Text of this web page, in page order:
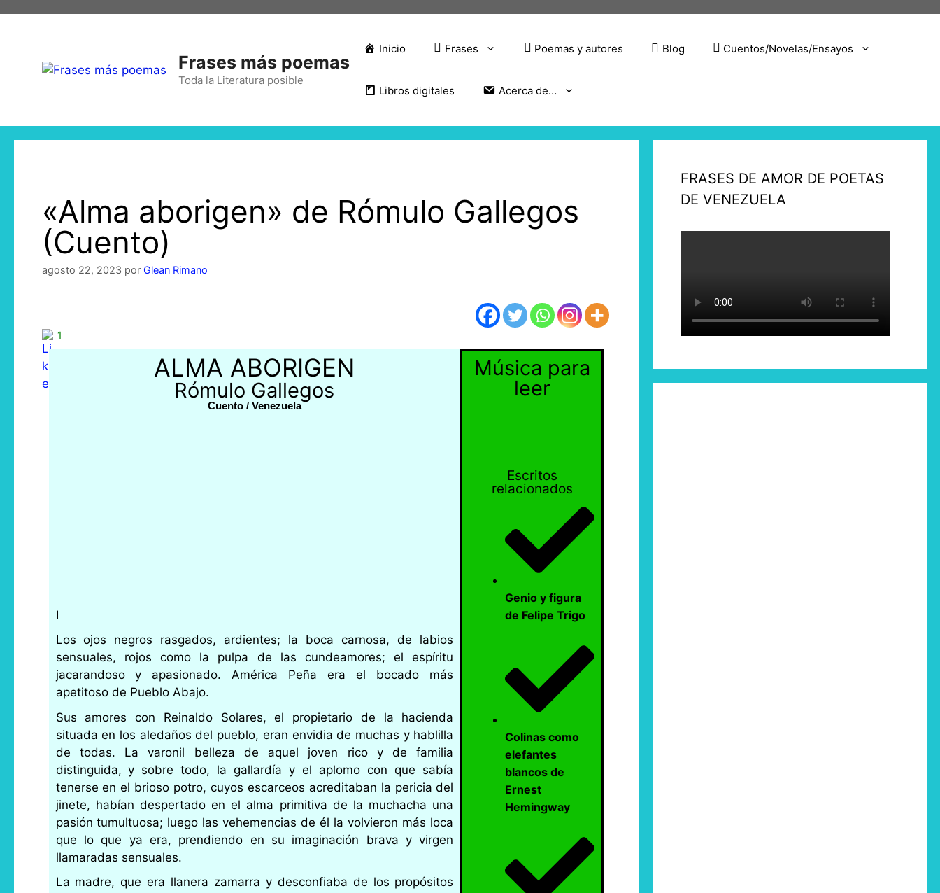
Frases más poemas
Toda la Literatura posible
Inicio Frases Poemas y autores Blog Cuentos/Novelas/Ensayos
Libros digitales Acerca de…
«Alma aborigen» de Rómulo Gallegos
(Cuento)
agosto 22, 2023 por Glean Rimano
1
ALMA ABORIGEN
Rómulo Gallegos
Cuento / Venezuela
I
Los ojos negros rasgados, ardientes; la boca carnosa, de labios
sensuales, rojos como la pulpa de las cundeamores; el espíritu
jacarandoso y apasionado. América Peña era el bocado más
apetitoso de Pueblo Abajo.
Sus amores con Reinaldo Solares, el propietario de la hacienda
situada en los aledaños del pueblo, eran envidia de muchas y hablilla
de todas. La varonil belleza de aquel joven rico y de familia
distinguida, y sobre todo, la gallardía y el aplomo con que sabía
tenerse en el brioso potro, cuyos escarceos acreditaban la pericia del
jinete, habían despertado en el alma primitiva de la muchacha una
pasión tumultuosa; luego las vehemencias de él la volvieron más loca
que lo que ya era, prendiendo en su imaginación brava y virgen
llamaradas sensuales.
La madre, que era llanera zamarra y desconfiaba de los propósitos
Música para
leer
Escritos
relacionados
Genio y figura
de Felipe Trigo
Colinas como
elefantes
blancos de
Ernest
Hemingway
FRASES DE AMOR DE POETAS
DE VENEZUELA